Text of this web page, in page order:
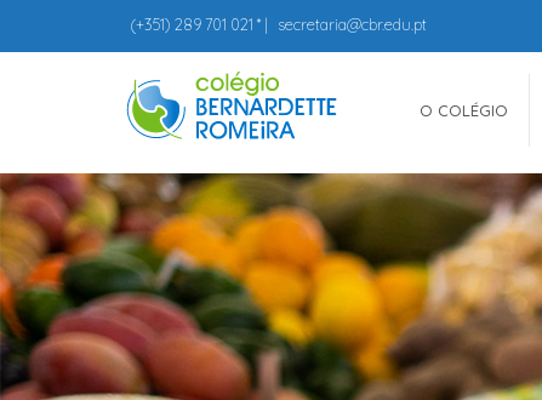
(+351) 289 701 021 * | secretaria@cbr.edu.pt
O COLÉGIO